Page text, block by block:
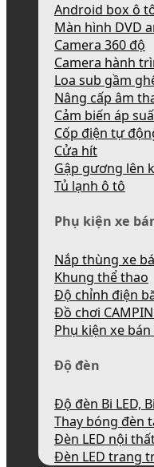
Android box ô
Màn hình DVD
Camera 360 độ
Camera hành
Loa sub gầm
Nâng cấp âm
Cảm biến áp
Cốp điện tự
Cửa hít
Gập gương lên
Tủ lạnh ô tô
Phụ kiện xe
Nắp thùng xe
Khung thể thao
Độ chỉnh điện
Đồ chơi
Phụ kiện xe
Độ đèn
Độ đèn Bi LED,
Thay bóng đèn
Đèn LED nội
Đèn LED trang